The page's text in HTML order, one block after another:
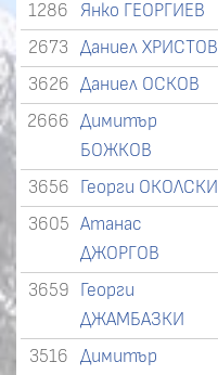
1286
Янко ГЕОРГИЕВ
2673
Даниел ХРИСТОВ
3626
Даниел ОСКОВ
2666
Димитър
БОЖКОВ
3656 Георги ОКОЛСКИ
3605
Атанас
ДЖОРГОВ
3659
Георги
ДЖАМБАЗКИ
3516
Димитър